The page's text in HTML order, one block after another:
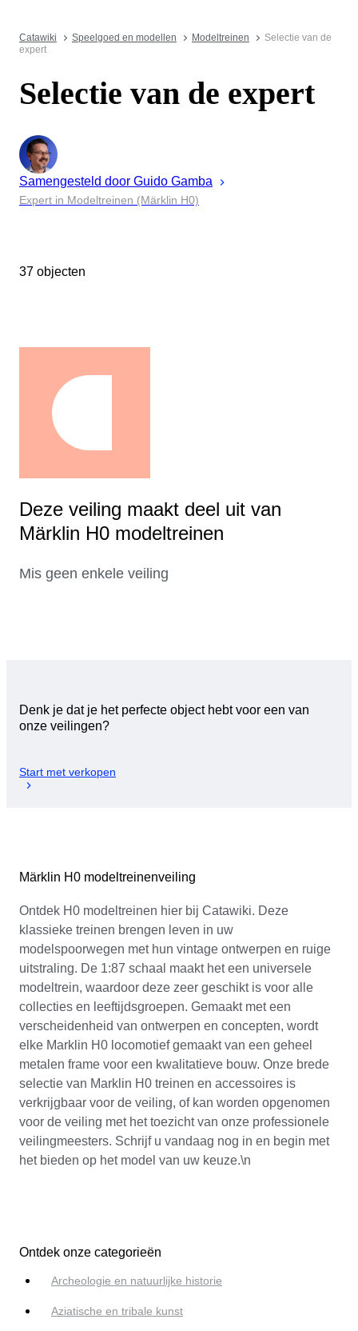
Catawiki Speelgoed en modellen Modeltreinen
Selectie van de
expert
Selectie van de expert
Samengesteld door Guido Gamba
Expert in Modeltreinen (Märklin H0)
37 objecten
Deze veiling maakt deel uit van
Märklin H0 modeltreinen
Mis geen enkele veiling
Denk je dat je het perfecte object hebt voor een van
onze veilingen?
Start met verkopen
Märklin H0 modeltreinenveiling
Ontdek H0 modeltreinen hier bij Catawiki. Deze
klassieke treinen brengen leven in uw
modelspoorwegen met hun vintage ontwerpen en ruige
uitstraling. De 1:87 schaal maakt het een universele
modeltrein, waardoor deze zeer geschikt is voor alle
collecties en leeftijdsgroepen. Gemaakt met een
verscheidenheid van ontwerpen en concepten, wordt
elke Marklin H0 locomotief gemaakt van een geheel
metalen frame voor een kwalitatieve bouw. Onze brede
selectie van Marklin H0 treinen en accessoires is
verkrijgbaar voor de veiling, of kan worden opgenomen
voor de veiling met het toezicht van onze professionele
veilingmeesters. Schrijf u vandaag nog in en begin met
het bieden op het model van uw keuze.\n
Ontdek onze categorieën
Archeologie en natuurlijke historie
Aziatische en tribale kunst